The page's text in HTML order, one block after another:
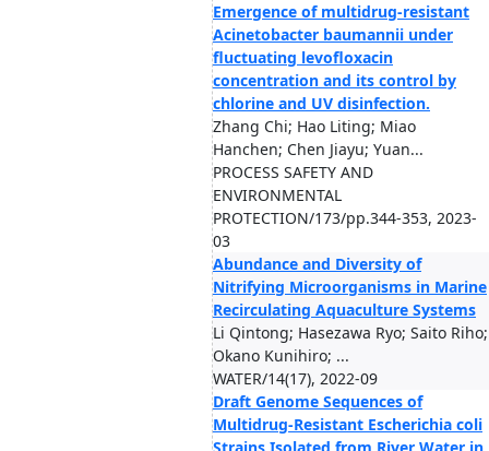
Emergence of multidrug-resistant
Acinetobacter baumannii under
fluctuating levofloxacin
concentration and its control by
chlorine and UV disinfection.
Zhang Chi; Hao Liting; Miao
Hanchen; Chen Jiayu; Yuan...
PROCESS SAFETY AND
ENVIRONMENTAL
PROTECTION/173/pp.344-353, 2023-
03
Abundance and Diversity of
Nitrifying Microorganisms in Marine
Recirculating Aquaculture Systems
Li Qintong; Hasezawa Ryo; Saito Riho;
Okano Kunihiro; ...
WATER/14(17), 2022-09
Draft Genome Sequences of
Multidrug-Resistant Escherichia coli